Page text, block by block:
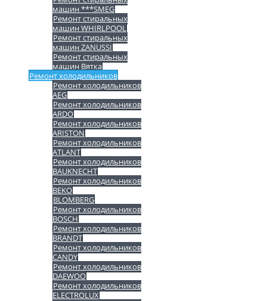
машин ***SMEG
Ремонт стиральных
машин WHIRLPOOL
Ремонт стиральных
машин ZANUSSI
Ремонт стиральных
машин Вятка
Ремонт холодильников
Ремонт холодильников
AEG
Ремонт холодильников
ARDO
Ремонт холодильников
ARISTON
Ремонт холодильников
ATLANT
Ремонт холодильников
BAUKNECHT
Ремонт холодильников
BEKO
BLOMBERG
Ремонт холодильников
BOSCH
Ремонт холодильников
BRANDT
Ремонт холодильников
CANDY
Ремонт холодильников
DAEWOO
Ремонт холодильников
ELECTROLUX